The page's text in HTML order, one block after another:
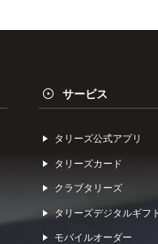
サービス
タリーズ公式アプリ
タリーズカード
クラブタリーズ
タリーズデジタルギフト
モバイルオーダー